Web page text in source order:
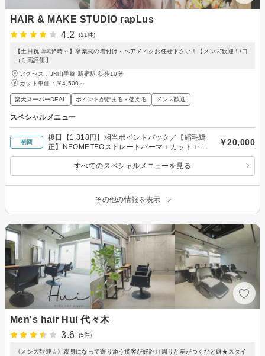
HAIR & MAKE STUDIO rapLus
4.2
(11件)
【土日祝 早朝6時～】卒業式の着付け・ヘアメイクお任せ下さい！【メンズ歓迎！/口
コミ高評価】
アクセス：JR山手線 新宿駅 徒歩10分
カット単価： ￥4,500～
楽天スーパーDEAL ポイントが貯まる・使える メンズ歓迎
スペシャルメニュー
初回
後日【1,818円】相当ポイントバック／【縮毛矯
正】NEOMETEOストレートパーマ＋カット＋ト
リートメント
￥20,000
すべてのスペシャルメニューを見る
その他の情報を表示
Men's hair Hui 代々木
3.6
(5件)
《メンズ歓迎☆》親身になって寄り添う接客が好評♪♪周りと差がつくひと癖★スタイ